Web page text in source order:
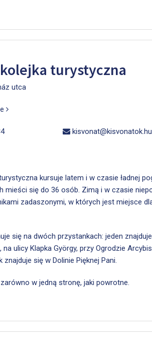
turystyczna
utca
kisvonat@kisvonatok.hu
kursuje latem i w czasie ładnej
mieści się do 36 osób. Zimą i w czasie
zadaszonymi, w których jest miejsce
się na dwóch przystankach: jeden
ulicy Klapka György, przy Ogrodzie
znajduje się w Dolinie Pięknej Pani.
w jedną stronę, jaki powrotne.